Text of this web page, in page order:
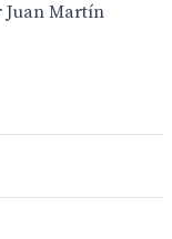
Juan Martín